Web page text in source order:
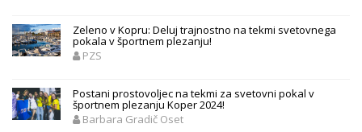
Zeleno v Kopru: Deluj trajnostno na tekmi svetovnega
pokala v športnem plezanju!
PZS
Postani prostovoljec na tekmi za svetovni pokal v
športnem plezanju Koper 2024!
Barbara Gradič Oset